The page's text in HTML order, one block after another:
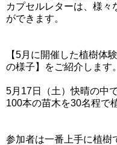
カプセルレターは、様々
ができます。
【5月に開催した植樹体
の様子】をご紹介します。
5月17日（土）快晴の中
100本の苗木を30名程で
参加者は一番上手に植樹